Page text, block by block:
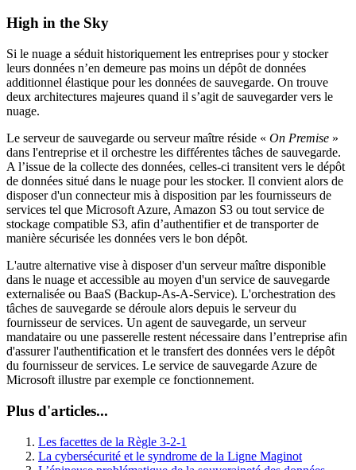
High in the Sky
Si le nuage a séduit historiquement les entreprises pour y stocker
leurs données n’en demeure pas moins un dépôt de données
additionnel élastique pour les données de sauvegarde. On trouve
deux architectures majeures quand il s’agit de sauvegarder vers le
nuage.
Le serveur de sauvegarde ou serveur maître réside « On Premise »
dans l'entreprise et il orchestre les différentes tâches de sauvegarde.
A l’issue de la collecte des données, celles-ci transitent vers le dépôt
de données situé dans le nuage pour les stocker. Il convient alors de
disposer d'un connecteur mis à disposition par les fournisseurs de
services tel que Microsoft Azure, Amazon S3 ou tout service de
stockage compatible S3, afin d’authentifier et de transporter de
manière sécurisée les données vers le bon dépôt.
L'autre alternative vise à disposer d'un serveur maître disponible
dans le nuage et accessible au moyen d'un service de sauvegarde
externalisée ou BaaS (Backup-As-A-Service). L'orchestration des
tâches de sauvegarde se déroule alors depuis le serveur du
fournisseur de services. Un agent de sauvegarde, un serveur
mandataire ou une passerelle restent nécessaire dans l’entreprise afin
d'assurer l'authentification et le transfert des données vers le dépôt
du fournisseur de services. Le service de sauvegarde Azure de
Microsoft illustre par exemple ce fonctionnement.
Plus d'articles...
Les facettes de la Règle 3-2-1
La cybersécurité et le syndrome de la Ligne Maginot